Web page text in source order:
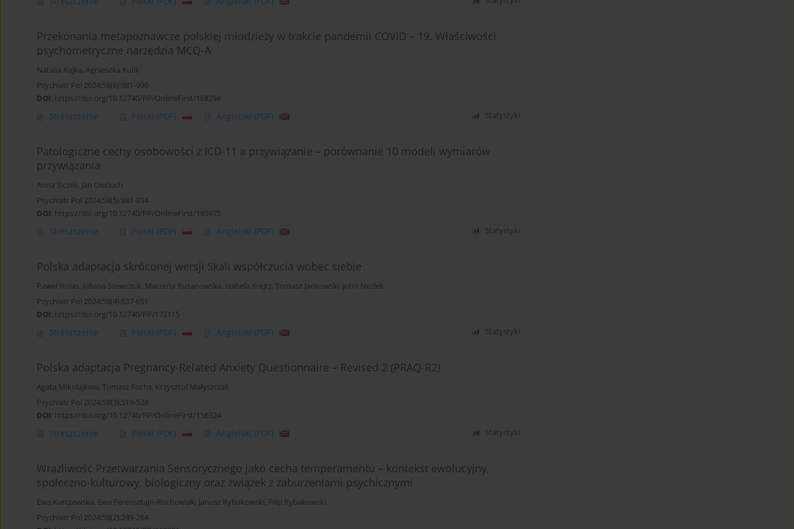
Przekonania metapoznawcze polskiej młodzieży w trakcie pandemii COVID – 19. Właściwości
psychometryczne narzędzia MCQ-A
Natalia Kajka, Agnieszka Kulik
Psychiatr Pol 2024;58(6):981-996
DOI: https://doi.org/10.12740/PP/OnlineFirst/168298
Streszczenie Polski (PDF) Angielski (PDF) Statystyki
Patologiczne cechy osobowości z ICD-11 a przywiązanie – porównanie 10 modeli wymiarów
przywiązania
Anna Siczek, Jan Cieciuch
Psychiatr Pol 2024;58(5):881-894
DOI: https://doi.org/10.12740/PP/OnlineFirst/165975
Streszczenie Polski (PDF) Angielski (PDF) Statystyki
Polska adaptacja skróconej wersji Skali współczucia wobec siebie
Paweł Holas, Juliana Szewczuk, Marzena Rusanowska, Izabela Krejtz, Tomasz Jankowski, John Nezlek
Psychiatr Pol 2024;58(4):637-651
DOI: https://doi.org/10.12740/PP/172115
Streszczenie Polski (PDF) Angielski (PDF) Statystyki
Polska adaptacja Pregnancy-Related Anxiety Questionnaire – Revised 2 (PRAQ-R2)
Agata Mikolajkow, Tomasz Fuchs, Krzysztof Małyszczak
Psychiatr Pol 2024;58(3):519-528
DOI: https://doi.org/10.12740/PP/OnlineFirst/156324
Streszczenie Polski (PDF) Angielski (PDF) Statystyki
Wrażliwość Przetwarzania Sensorycznego jako cecha temperamentu – kontekst ewolucyjny,
społeczno-kulturowy, biologiczny oraz związek z zaburzeniami psychicznymi
Ewa Kurczewska, Ewa Ferensztajn-Rochowiak, Janusz Rybakowski, Filip Rybakowski
Psychiatr Pol 2024;58(2):249-264